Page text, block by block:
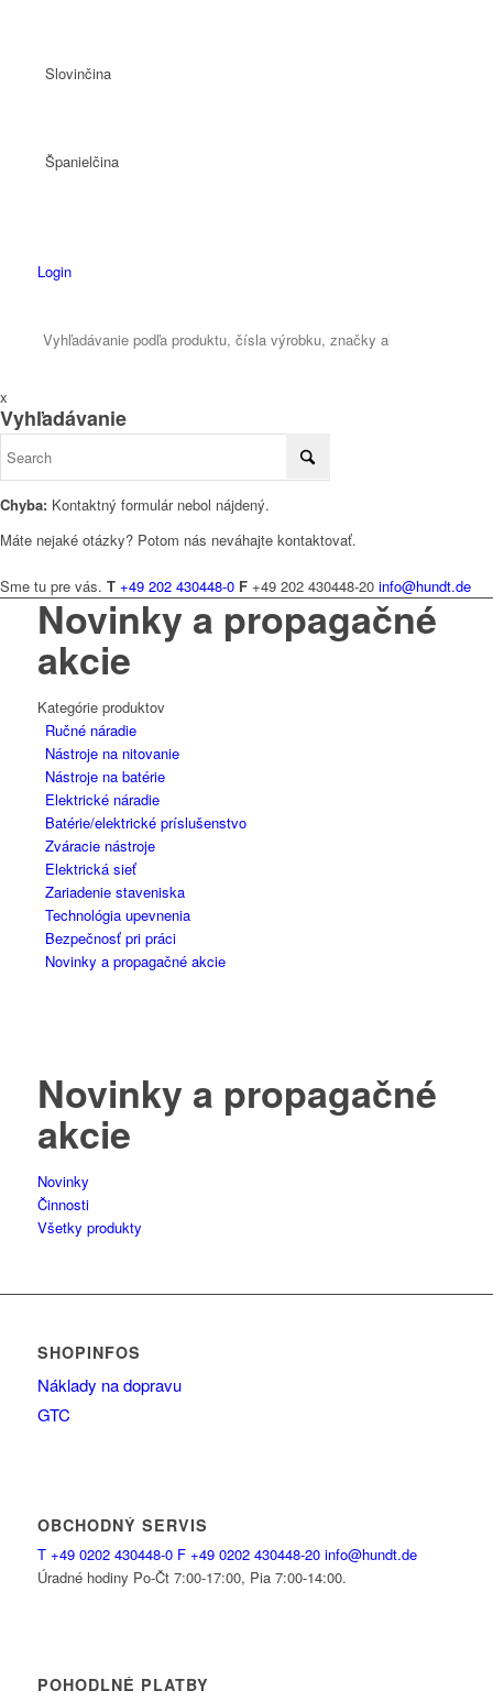
Slovinčina
Španielčina
Login
x
Vyhľadávanie
Chyba: Kontaktný formulár nebol nájdený.
Máte nejaké otázky? Potom nás neváhajte kontaktovať.
Sme tu pre vás. T +49 202 430448-0 F +49 202 430448-20 info@hundt.de
Novinky a propagačné
akcie
Kategórie produktov
Ručné náradie
Nástroje na nitovanie
Nástroje na batérie
Elektrické náradie
Batérie/elektrické príslušenstvo
Zváracie nástroje
Elektrická sieť
Zariadenie staveniska
Technológia upevnenia
Bezpečnosť pri práci
Novinky a propagačné akcie
Novinky a propagačné
akcie
Novinky
Činnosti
Všetky produkty
SHOPINFOS
Náklady na dopravu
GTC
OBCHODNÝ SERVIS
T +49 0202 430448-0 F +49 0202 430448-20 info@hundt.de
Úradné hodiny Po-Čt 7:00-17:00, Pia 7:00-14:00.
POHODLNÉ PLATBY